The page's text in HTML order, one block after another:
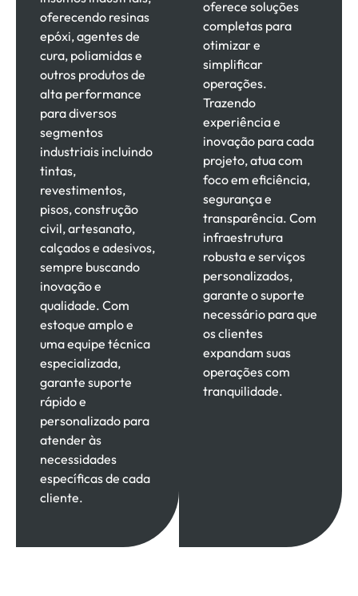
oferecendo resinas
epóxi, agentes de
cura, poliamidas e
outros produtos de
alta performance
para diversos
segmentos
industriais incluindo
tintas,
revestimentos,
pisos, construção
civil, artesanato,
calçados e adesivos,
sempre buscando
inovação e
qualidade. Com
estoque amplo e
uma equipe técnica
especializada,
garante suporte
rápido e
personalizado para
atender às
necessidades
específicas de cada
cliente.
oferece soluções
completas para
otimizar e
simplificar
operações.
Trazendo
experiência e
inovação para cada
projeto, atua com
foco em eficiência,
segurança e
transparência. Com
infraestrutura
robusta e serviços
personalizados,
garante o suporte
necessário para que
os clientes
expandam suas
operações com
tranquilidade.